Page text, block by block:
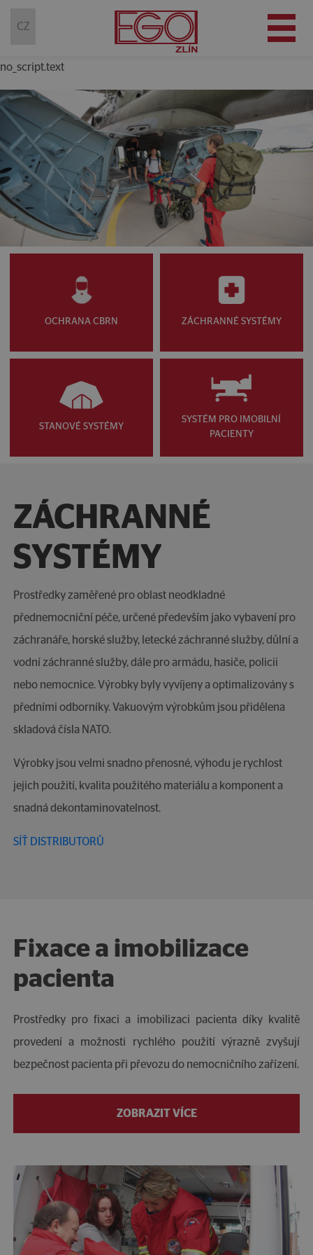
no_script.text
CZ(current)
OCHRANA CBRN ZÁCHRANNÉ SYSTÉMY
STANOVÉ SYSTÉMY
SYSTÉM PRO IMOBILNÍ
PACIENTY
ZÁCHRANNÉ
SYSTÉMY
Prostředky zaměřené pro oblast neodkladné
přednemocniční péče, určené především jako vybavení pro
záchranáře, horské služby, letecké záchranné služby, důlní a
vodní záchranné služby, dále pro armádu, hasiče, policii
nebo nemocnice. Výrobky byly vyvíjeny a optimalizovány s
předními odborníky. Vakuovým výrobkům jsou přidělena
skladová čísla NATO.
Výrobky jsou velmi snadno přenosné, výhodu je rychlost
jejich použití, kvalita použitého materiálu a komponent a
snadná dekontaminovatelnost.
SÍŤ DISTRIBUTORŮ
Fixace a imobilizace
pacienta
Prostředky pro fixaci a imobilizaci pacienta díky kvalitě
provedení a možnosti rychlého použití výrazně zvyšují
bezpečnost pacienta při převozu do nemocničního zařízení.
ZOBRAZIT VÍCE